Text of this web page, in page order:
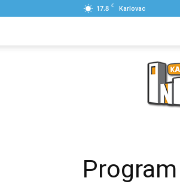
17.8 C Karlovac
Karlovački